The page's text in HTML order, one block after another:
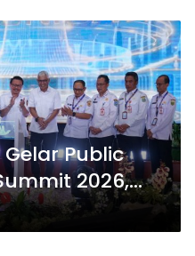
Public
2026,